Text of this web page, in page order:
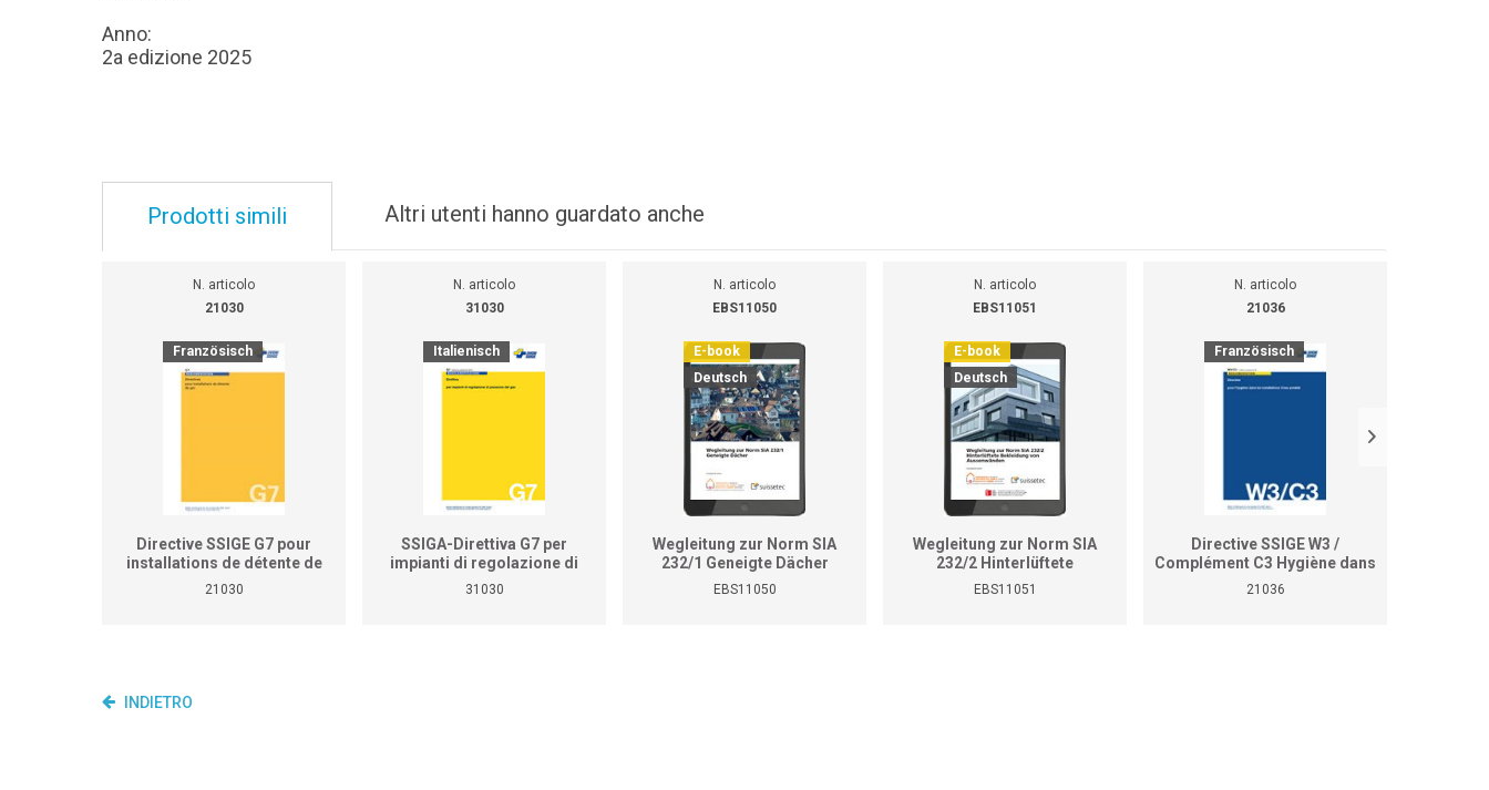
Anno:
2a edizione 2025
Prodotti simili Altri utenti hanno guardato anche
N. articolo
21030
Französisch
Directive SSIGE G7 pour
installations de détente de
gaz
21030
N. articolo
31030
Italienisch
SSIGA-Direttiva G7 per
impianti di regolazione di
pressione del gas
31030
N. articolo
EBS11050
E-book
Deutsch
Wegleitung zur Norm SIA
232/1 Geneigte Dächer
EBS11050
N. articolo
EBS11051
E-book
Deutsch
Wegleitung zur Norm SIA
232/2 Hinterlüftete
Bekleidung von
Aussenwänden (E-Book)
EBS11051
N. articolo
21036
Französisch
Directive SSIGE W3 /
Complément C3 Hygiène dans
les installations d'eau potable
(édition 2020)
21036
INDIETRO